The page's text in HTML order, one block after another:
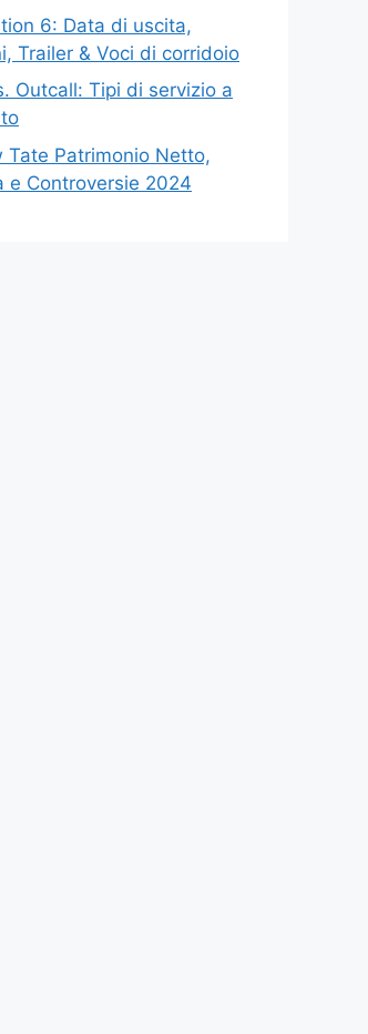
6: Data di uscita,
Trailer & Voci di corridoio
Outcall: Tipi di servizio a
Tate Patrimonio Netto,
e Controversie 2024